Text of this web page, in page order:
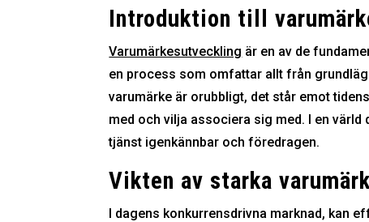
Introduktion till
Varumärkesutveckling är en av de
en process som omfattar allt från
varumärke är orubbligt, det står emot
med och vilja associera sig med. I en
tjänst igenkännbar och föredragen.
Vikten av starka
I dagens konkurrensdrivna marknad, kan